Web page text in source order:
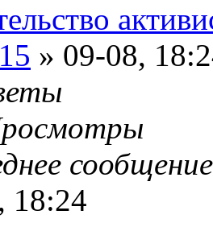
» 09-08,
18:24